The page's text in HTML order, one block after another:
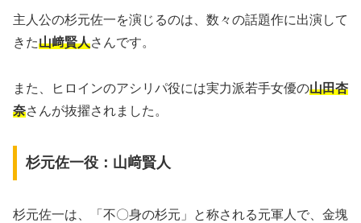
主人公の杉元佐一を演じるのは、数々の話題作に出演して
きた山﨑賢人さんです。
また、ヒロインのアシリパ役には実力派若手女優の山田杏
奈さんが抜擢されました。
杉元佐一役：山﨑賢人
杉元佐一は、「不〇身の杉元」と称される元軍人で、金塊